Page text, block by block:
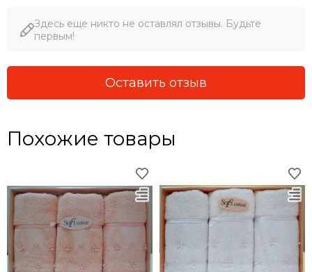
Здесь еще никто не оставлял отзывы. Будьте
первым!
Оставить отзыв
Похожие товары